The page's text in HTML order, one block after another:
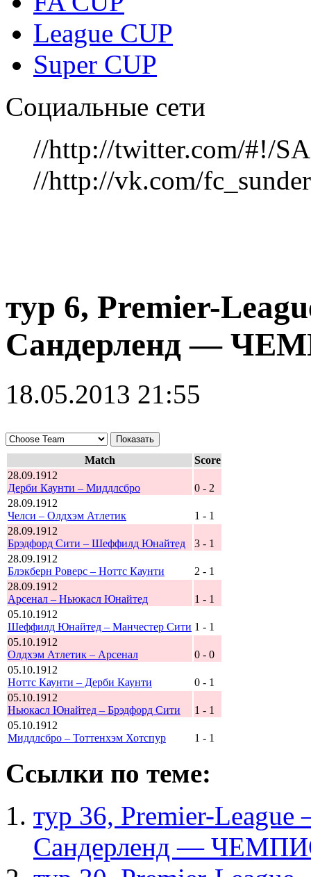
League CUP
Super CUP
Социальные сети
//http://twitter.com/#!/
//http://vk.com/
тур 6, Рremier-
Сандерленд —
18.05.2013 21:55
Match
Score
28.09.1912
Дерби Каунти – Миддлсбро
0 - 2
28.09.1912
Челси – Олдхэм Атлетик
1 - 1
28.09.1912
Брэдфорд Сити – Шеффилд Юнайтед
3 - 1
28.09.1912
Блэкберн Роверс – Ноттс Каунти
2 - 1
28.09.1912
Арсенал – Ньюкасл Юнайтед
1 - 1
05.10.1912
Шеффилд Юнайтед – Манчестер Сити 1 - 1
05.10.1912
Олдхэм Атлетик – Арсенал
0 - 0
05.10.1912
Ноттс Каунти – Дерби Каунти
0 - 1
05.10.1912
Ньюкасл Юнайтед – Брэдфорд Сити
1 - 1
05.10.1912
Миддлсбро – Тоттенхэм Хотспур
1 - 1
Ссылки по теме:
тур 36, Рremier-
Сандерленд —